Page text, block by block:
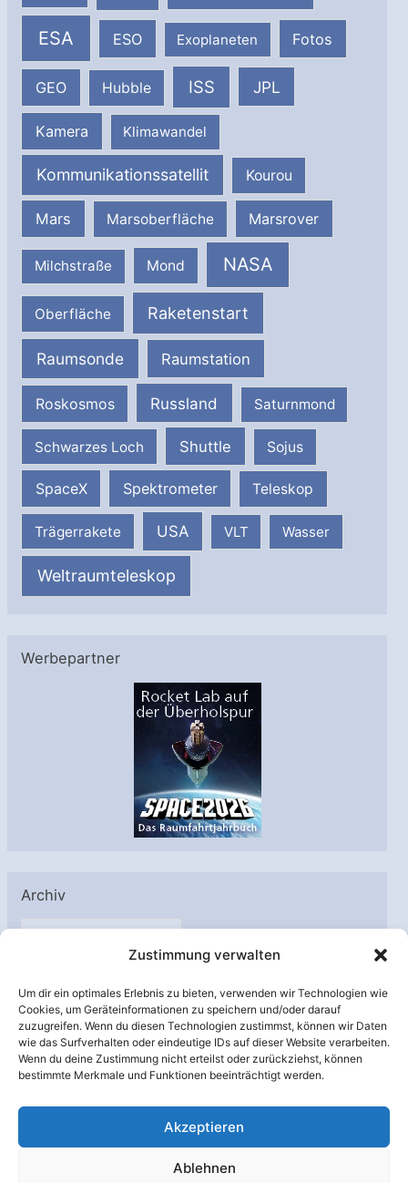
Zustimmung verwalten
Um dir ein optimales Erlebnis zu bieten, verwenden wir Technologien wie
Cookies, um Geräteinformationen zu speichern und/oder darauf
zuzugreifen. Wenn du diesen Technologien zustimmst, können wir Daten
wie das Surfverhalten oder eindeutige IDs auf dieser Website verarbeiten.
Wenn du deine Zustimmung nicht erteilst oder zurückziehst, können
bestimmte Merkmale und Funktionen beeinträchtigt werden.
Akzeptieren
Ablehnen
ESA ESO Exoplaneten Fotos
GEO Hubble ISS JPL
Kamera Klimawandel
Kommunikationssatellit Kourou
Mars Marsoberfläche Marsrover
Milchstraße Mond NASA
Oberfläche Raketenstart
Raumsonde Raumstation
Roskosmos Russland Saturnmond
Schwarzes Loch Shuttle Sojus
SpaceX Spektrometer Teleskop
Trägerrakete USA VLT Wasser
Weltraumteleskop
Werbepartner
Archiv
A
h
i
v
Unterstützt von: